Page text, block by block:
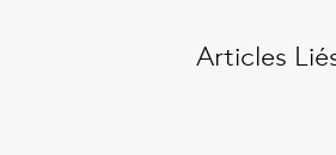
Articles